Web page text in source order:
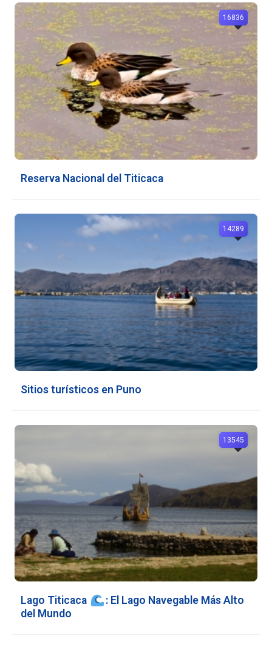
Reserva Nacional del Titicaca
16836
Sitios turísticos en Puno
14289
Lago Titicaca
: El Lago Navegable Más Alto
del Mundo
13545